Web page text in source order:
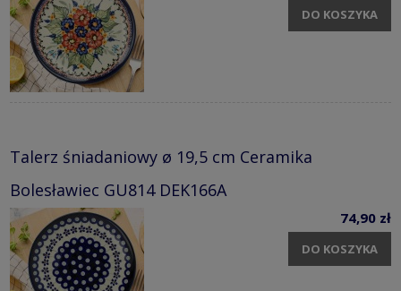
DO KOSZYKA
Talerz śniadaniowy ø 19,5 cm Ceramika
Bolesławiec GU814 DEK166A
74,90 zł
DO KOSZYKA